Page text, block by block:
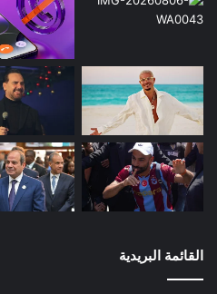
القائمة البريدية